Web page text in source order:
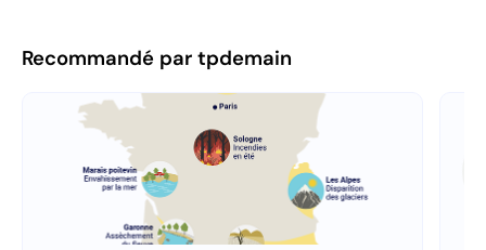
Recommandé par tpdemain